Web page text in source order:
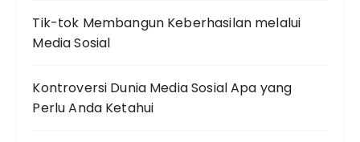
Tik-tok Membangun Keberhasilan melalui
Media Sosial
Kontroversi Dunia Media Sosial Apa yang
Perlu Anda Ketahui